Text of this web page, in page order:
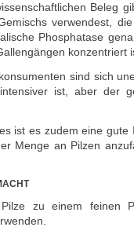
Beleg
verwendest,
Phosphatase
konzentriert
sind sich
ist, aber der
ist es zudem eine
Menge an Pilzen
zu einem